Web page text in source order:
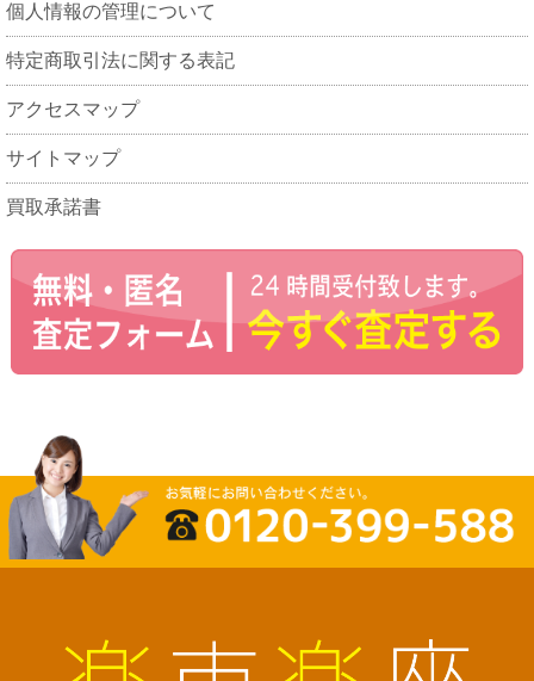
個人情報の管理について
特定商取引法に関する表記
アクセスマップ
サイトマップ
買取承諾書